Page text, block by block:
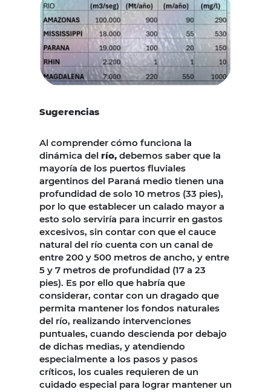
Sugerencias
Al comprender cómo funciona la
dinámica del río, debemos saber que la
mayoría de los puertos fluviales
argentinos del Paraná medio tienen una
profundidad de solo 10 metros (33 pies),
por lo que establecer un calado mayor a
esto solo serviría para incurrir en gastos
excesivos, sin contar con que el cauce
natural del río cuenta con un canal de
entre 200 y 500 metros de ancho, y entre
5 y 7 metros de profundidad (17 a 23
pies). Es por ello que habría que
considerar, contar con un dragado que
permita mantener los fondos naturales
del río, realizando intervenciones
puntuales, cuando descienda por debajo
de dichas medias, y atendiendo
especialmente a los pasos y pasos
críticos, los cuales requieren de un
cuidado especial para lograr mantener un